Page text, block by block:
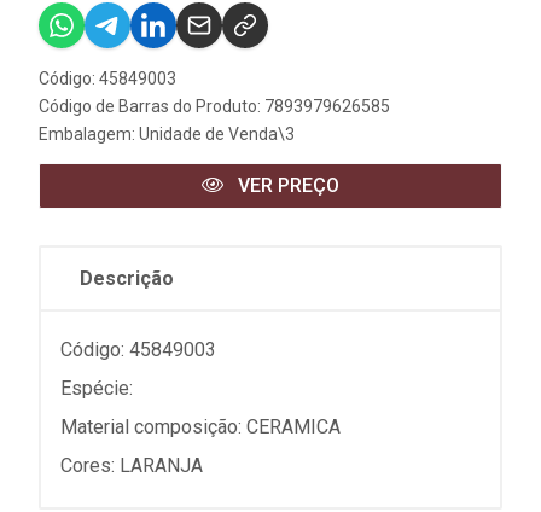
Código: 45849003
Código de Barras do Produto: 7893979626585
Embalagem: Unidade de Venda\3
VER PREÇO
Descrição
Código: 45849003
Espécie:
Material composição: CERAMICA
Cores: LARANJA